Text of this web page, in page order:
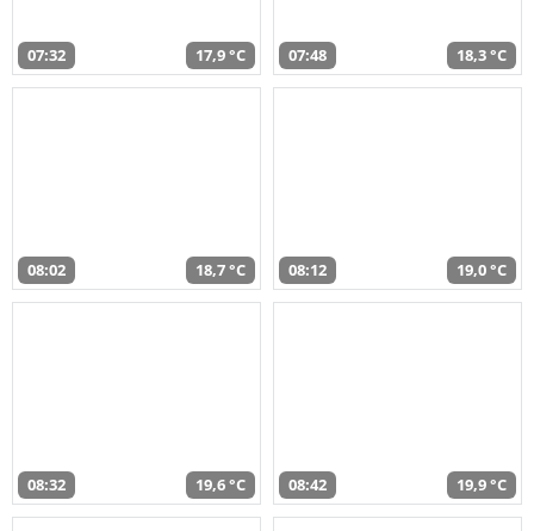
07:32 17,9 °C 07:48 18,3 °C
08:02 18,7 °C 08:12 19,0 °C
08:32 19,6 °C 08:42 19,9 °C